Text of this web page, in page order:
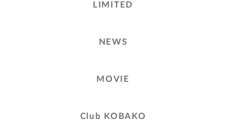
LIMITED
NEWS
MOVIE
Club KOBAKO